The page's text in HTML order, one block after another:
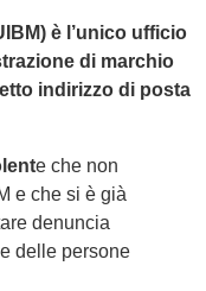
è l’unico ufficio
di marchio
indirizzo di posta
e che non
e che si è già
denuncia
delle persone